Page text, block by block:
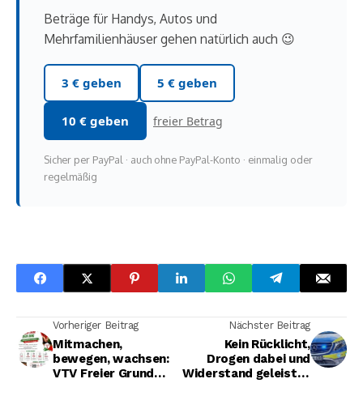
dranzubleiben. Schon der Preis eines Kaffees
zählt.
Beträge für Handys, Autos und
Mehrfamilienhäuser gehen natürlich auch 😉
3 € geben 5 € geben
10 € geben freier Betrag
Vorheriger Beitrag Nächster Beitrag